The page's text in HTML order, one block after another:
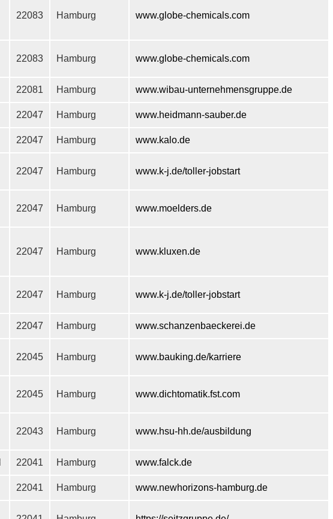
22083 Hamburg www.globe-chemicals.com
22083 Hamburg www.globe-chemicals.com
22081 Hamburg www.wibau-unternehmensgruppe.de
22047 Hamburg www.heidmann-sauber.de
22047 Hamburg www.kalo.de
22047 Hamburg www.k-j.de/toller-jobstart
22047 Hamburg www.moelders.de
22047 Hamburg www.kluxen.de
22047 Hamburg www.k-j.de/toller-jobstart
22047 Hamburg www.schanzenbaeckerei.de
22045 Hamburg www.bauking.de/karriere
22045 Hamburg www.dichtomatik.fst.com
22043 Hamburg www.hsu-hh.de/ausbildung
22041 Hamburg www.falck.de
22041 Hamburg www.newhorizons-hamburg.de